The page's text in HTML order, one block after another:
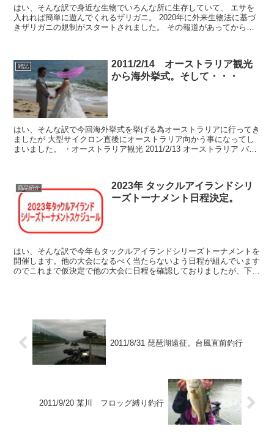
はい、そんな訳で身近な生物でいろんな所に生存していて、 エサを
入れれば簡単に遊んでくれるザリガニ。 2020年に外来生物法に基づ
きザリガニの規制がスタートされました。 その報道があってからう
雑記
2011/2/14 オーストラリア観光
から海外挙式。そして・・・
はい、そんな訳で今回海外挙式を挙げる為オーストラリアに行ってき
ましたが 大型サイクロン直後にオーストラリア向かう事になってし
まいました。 ・オーストラリア観光 2011/2/13 オーストラリア バラ
商品紹介
2023年 タックルアイランドシリ
ーズトーナメント日程決定。
はい、そんな訳で今年もタックルアイランドシリーズトーナメントを
開催します。他の大会になるべく当たらないよう日程が組んでいます
のでこれまで仮決定で他の大会に日程を確認しておりましたが、下記
2011/8/31 琵琶湖遠征。台風直前釣行
2011/9/20 某川 フロッグ縛り釣行